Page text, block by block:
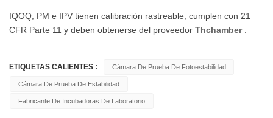
IQOQ, PM e IPV tienen calibración rastreable, cumplen con 21
CFR Parte 11 y deben obtenerse del proveedor Thchamber
ETIQUETAS CALIENTES : Cámara De Prueba De Fotoestabilidad
Cámara De Prueba De Estabilidad
Fabricante De Incubadoras De Laboratorio